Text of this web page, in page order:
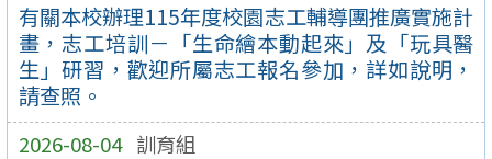
有關本校辦理115年度校園志工輔導團推廣實施計
畫，志工培訓－「生命繪本動起來」及「玩具醫
生」研習，歡迎所屬志工報名參加，詳如說明，
請查照。
2026-08-04 訓育組